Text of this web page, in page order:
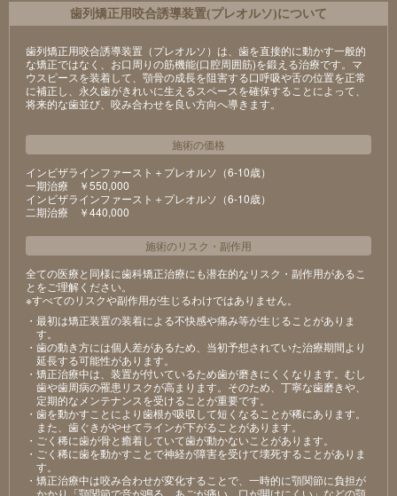
⻭列矯正⽤咬合誘導装置(プレオルソ)について
歯列矯正用咬合誘導装置（プレオルソ）は、歯を直接的に動かす一般的
な矯正ではなく、お口周りの筋機能(口腔周囲筋)を鍛える治療です。マ
ウスピースを装着して、顎骨の成長を阻害する口呼吸や舌の位置を正常
に補正し、永久歯がきれいに生えるスペースを確保することによって、
将来的な歯並び、咬み合わせを良い方向へ導きます。
施術の価格
インビザラインファースト＋プレオルソ（6-10歳）
⼀期治療 ￥550,000
インビザラインファースト＋プレオルソ（6-10歳）
⼆期治療 ￥440,000
施術のリスク ・ 副作用
全ての医療と同様に歯科矯正治療にも潜在的なリスク・副作用があるこ
とをご理解ください。
※すべてのリスクや副作用が生じるわけではありません。
・最初は矯正装置の装着による不快感や痛み等が⽣じることがありま
す。
・⻭の動き⽅には個⼈差があるため、当初予想されていた治療期間より
延⻑する可能性があります。
・矯正治療中は、装置が付いているため⻭が磨きにくくなります。むし
⻭や⻭周病の罹患リスクが⾼まります。そのため、丁寧な⻭磨きや、
定期的なメンテナンスを受けることが重要です。
・⻭を動かすことにより⻭根が吸収して短くなることが稀にあります。
また、⻭ぐきがやせてラインが下がることがあります。
・ごく稀に⻭が⾻と癒着していて⻭が動かないことがあります。
・ごく稀に⻭を動かすことで神経が障害を受けて壊死することがありま
す。
・矯正治療中は咬み合わせが変化することで、⼀時的に顎関節に負担が
かかり「顎関節で⾳が鳴る、あごが痛い、⼝が開けにくい」などの顎